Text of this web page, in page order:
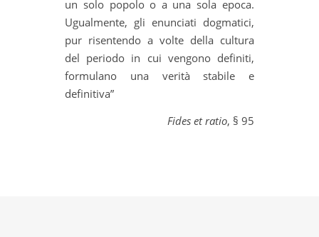
un solo popolo o a una sola epoca.
Ugualmente, gli enunciati dogmatici,
pur risentendo a volte della cultura
del periodo in cui vengono definiti,
formulano una verità stabile e
definitiva”
Fides et ratio, § 95